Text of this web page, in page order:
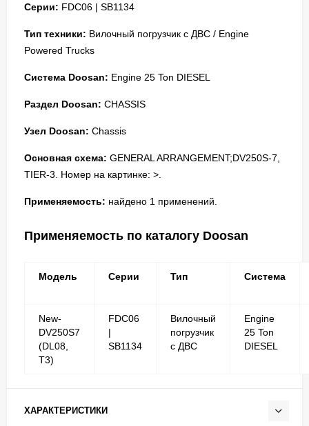
Серии: FDC06 | SB1134
Тип техники: Вилочный погрузчик с ДВС / Engine
Powered Trucks
Система Doosan: Engine 25 Ton DIESEL
Раздел Doosan: CHASSIS
Узел Doosan: Chassis
Основная схема: GENERAL ARRANGEMENT;DV250S-7,
TIER-3. Номер на картинке: >.
Применяемость: найдено 1 применений.
Применяемость по каталогу Doosan
Модель Серии Тип Система
New-
DV250S7
(DL08,
T3)
FDC06
|
SB1134
Вилочный
погрузчик
с ДВС
Engine
25 Ton
DIESEL
ХАРАКТЕРИСТИКИ